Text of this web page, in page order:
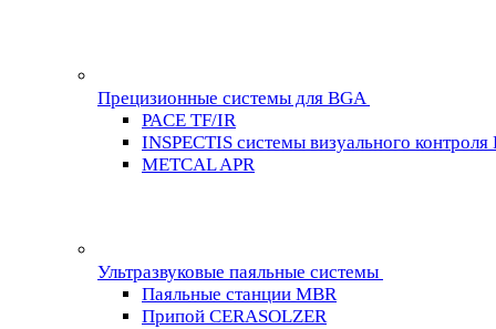
Прецизионные системы для BGA
PACE TF/IR
INSPECTIS системы визуального контроля
METCAL APR
Ультразвуковые паяльные системы
Паяльные станции MBR
Припой CERASOLZER